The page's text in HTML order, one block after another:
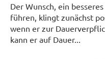
Der Wunsch, ein
führen, klingt zunächst
wenn er zur
kann er auf Dauer...